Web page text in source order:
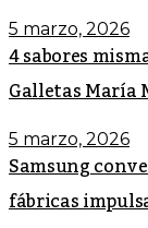
5 marzo, 2026
4 sabores
Galletas María
5 marzo, 2026
Samsung
fábricas